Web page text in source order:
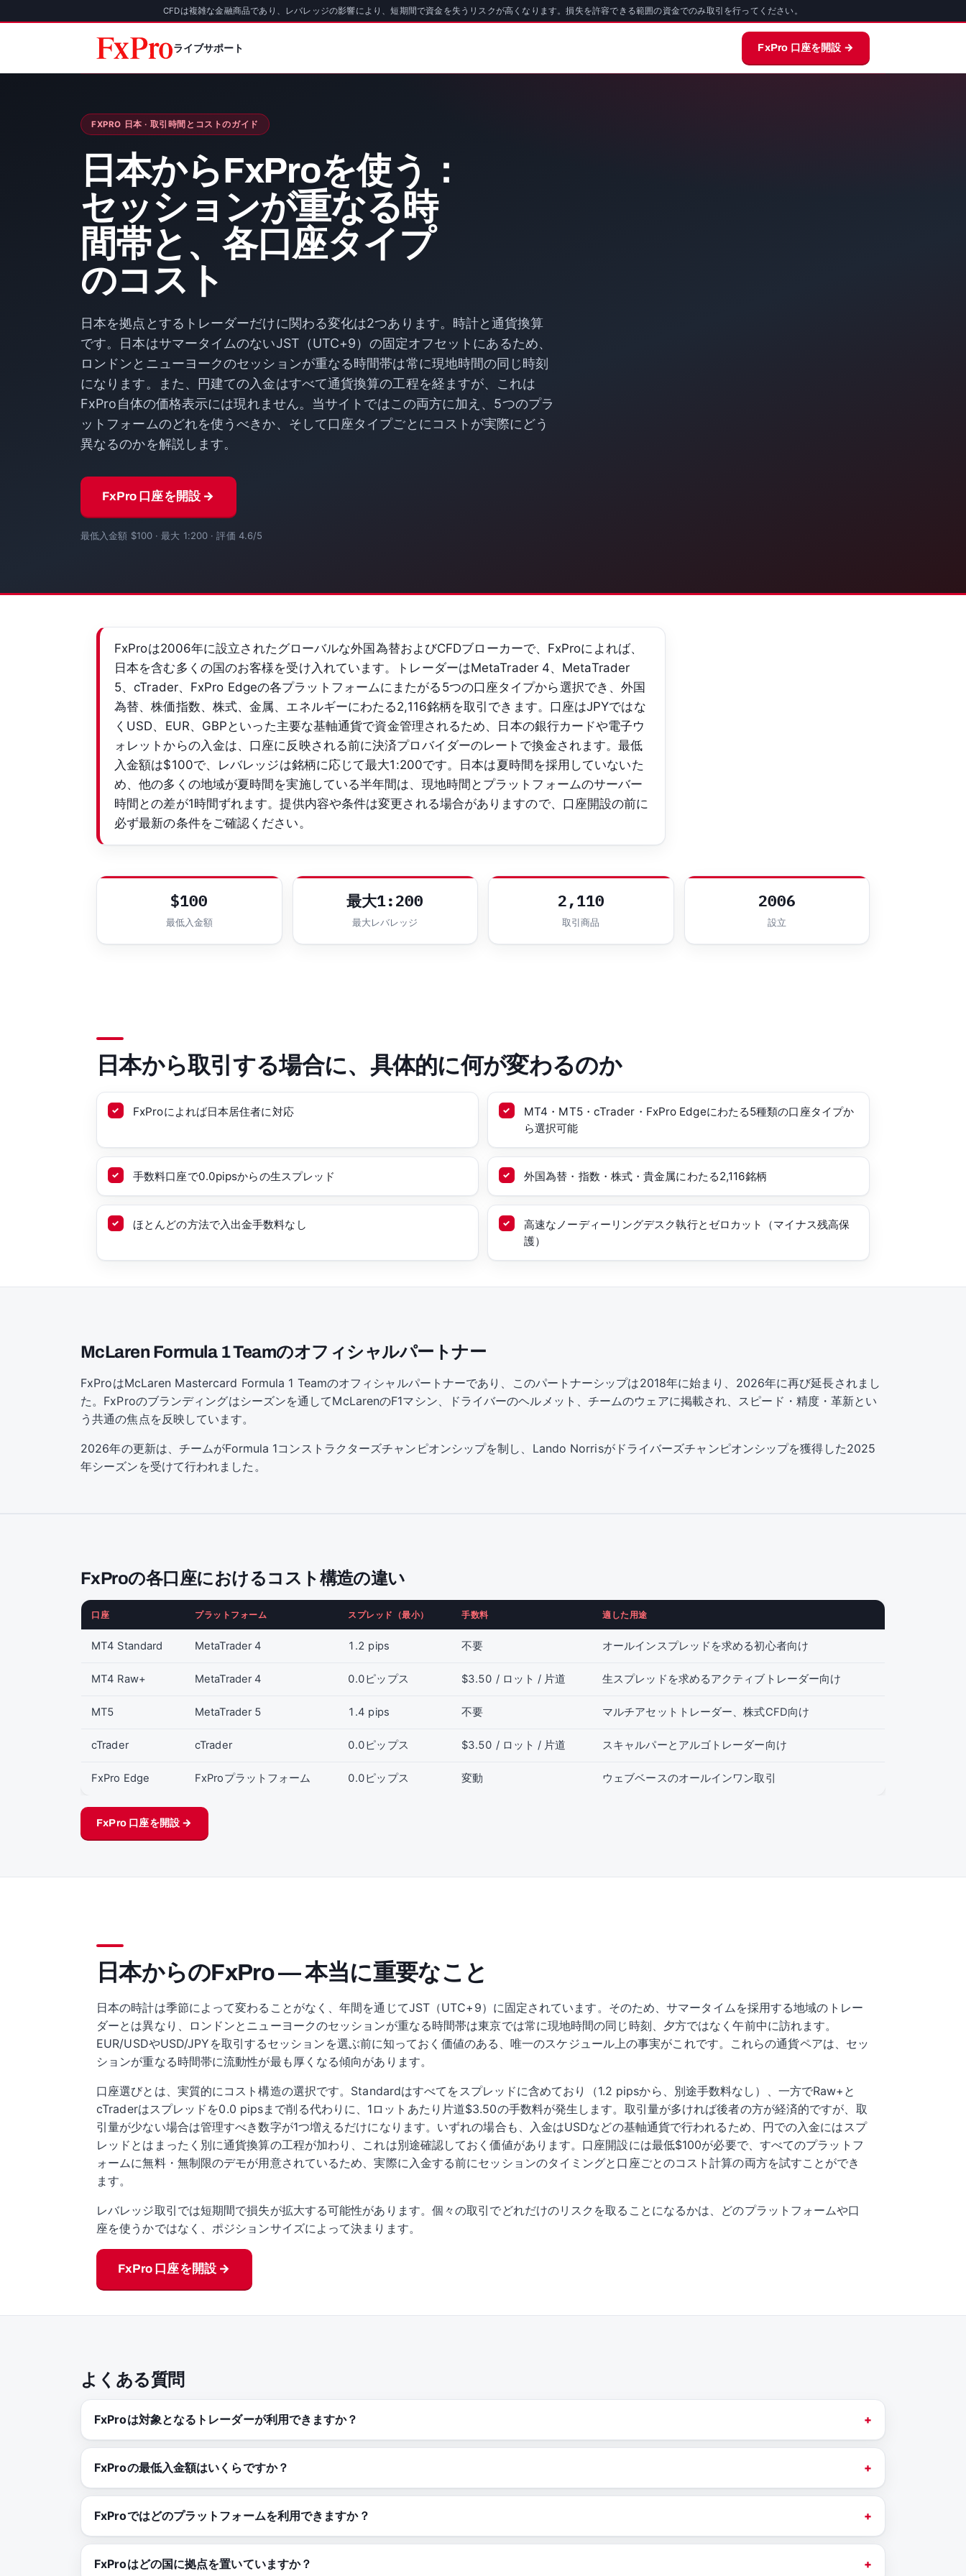
CFDは複雑な金融商品であり、レバレッジの影響により、短期間で資金を失うリスクが高くなります。損失を許容できる範囲の資金でのみ取引を行ってください。
ライブサポート FxPro 口座を開設 →
FXPRO 日本 · 取引時間とコストのガイド
日本からFxProを使う：
セッションが重なる時
間帯と、各口座タイプ
のコスト
日本を拠点とするトレーダーだけに関わる変化は2つあります。時計と通貨換算
です。日本はサマータイムのないJST（UTC+9）の固定オフセットにあるため、
ロンドンとニューヨークのセッションが重なる時間帯は常に現地時間の同じ時刻
になります。また、円建ての入金はすべて通貨換算の工程を経ますが、これは
FxPro自体の価格表示には現れません。当サイトではこの両方に加え、5つのプラ
ットフォームのどれを使うべきか、そして口座タイプごとにコストが実際にどう
異なるのかを解説します。
FxPro 口座を開設 →
最低入金額 $100 · 最大 1:200 · 評価 4.6/5
FxProは2006年に設立されたグローバルな外国為替およびCFDブローカーで、FxProによれば、
日本を含む多くの国のお客様を受け入れています。トレーダーはMetaTrader 4、MetaTrader
5、cTrader、FxPro Edgeの各プラットフォームにまたがる5つの口座タイプから選択でき、外国
為替、株価指数、株式、金属、エネルギーにわたる2,116銘柄を取引できます。口座はJPYではな
くUSD、EUR、GBPといった主要な基軸通貨で資金管理されるため、日本の銀行カードや電子ウ
ォレットからの入金は、口座に反映される前に決済プロバイダーのレートで換金されます。最低
入金額は$100で、レバレッジは銘柄に応じて最大1:200です。日本は夏時間を採用していないた
め、他の多くの地域が夏時間を実施している半年間は、現地時間とプラットフォームのサーバー
時間との差が1時間ずれます。提供内容や条件は変更される場合がありますので、口座開設の前に
必ず最新の条件をご確認ください。
$100
最低入金額
最大1:200
最大レバレッジ
2,110
取引商品
2006
設立
日本から取引する場合に、具体的に何が変わるのか
FxProによれば日本居住者に対応
MT4・MT5・cTrader・FxPro Edgeにわたる5種類の口座タイプか
ら選択可能
手数料口座で0.0pipsからの生スプレッド 外国為替・指数・株式・貴金属にわたる2,116銘柄
ほとんどの方法で入出金手数料なし
高速なノーディーリングデスク執行とゼロカット（マイナス残高保
護）
McLaren Formula 1 Teamのオフィシャルパートナー
FxProはMcLaren Mastercard Formula 1 Teamのオフィシャルパートナーであり、このパートナーシップは2018年に始まり、2026年に再び延長されまし
た。FxProのブランディングはシーズンを通してMcLarenのF1マシン、ドライバーのヘルメット、チームのウェアに掲載され、スピード・精度・革新とい
う共通の焦点を反映しています。
2026年の更新は、チームがFormula 1コンストラクターズチャンピオンシップを制し、Lando Norrisがドライバーズチャンピオンシップを獲得した2025
年シーズンを受けて行われました。
FxProの各口座におけるコスト構造の違い
口座 プラットフォーム スプレッド（最小） 手数料 適した用途
MT4 Standard MetaTrader 4 1.2 pips 不要 オールインスプレッドを求める初心者向け
MT4 Raw+ MetaTrader 4 0.0ピップス $3.50 / ロット / 片道 生スプレッドを求めるアクティブトレーダー向け
MT5 MetaTrader 5 1.4 pips 不要 マルチアセットトレーダー、株式CFD向け
cTrader cTrader 0.0ピップス $3.50 / ロット / 片道 スキャルパーとアルゴトレーダー向け
FxPro Edge FxProプラットフォーム 0.0ピップス 変動 ウェブベースのオールインワン取引
FxPro 口座を開設 →
日本からのFxPro — 本当に重要なこと
日本の時計は季節によって変わることがなく、年間を通じてJST（UTC+9）に固定されています。そのため、サマータイムを採用する地域のトレー
ダーとは異なり、ロンドンとニューヨークのセッションが重なる時間帯は東京では常に現地時間の同じ時刻、夕方ではなく午前中に訪れます。
EUR/USDやUSD/JPYを取引するセッションを選ぶ前に知っておく価値のある、唯一のスケジュール上の事実がこれです。これらの通貨ペアは、セッ
ションが重なる時間帯に流動性が最も厚くなる傾向があります。
口座選びとは、実質的にコスト構造の選択です。Standardはすべてをスプレッドに含めており（1.2 pipsから、別途手数料なし）、一方でRaw+と
cTraderはスプレッドを0.0 pipsまで削る代わりに、1ロットあたり片道$3.50の手数料が発生します。取引量が多ければ後者の方が経済的ですが、取
引量が少ない場合は管理すべき数字が1つ増えるだけになります。いずれの場合も、入金はUSDなどの基軸通貨で行われるため、円での入金にはスプ
レッドとはまったく別に通貨換算の工程が加わり、これは別途確認しておく価値があります。口座開設には最低$100が必要で、すべてのプラットフ
ォームに無料・無制限のデモが用意されているため、実際に入金する前にセッションのタイミングと口座ごとのコスト計算の両方を試すことができ
ます。
レバレッジ取引では短期間で損失が拡大する可能性があります。個々の取引でどれだけのリスクを取ることになるかは、どのプラットフォームや口
座を使うかではなく、ポジションサイズによって決まります。
FxPro 口座を開設 →
よくある質問
FxProは対象となるトレーダーが利用できますか？
FxProの最低入金額はいくらですか？
FxProではどのプラットフォームを利用できますか？
FxProはどの国に拠点を置いていますか？